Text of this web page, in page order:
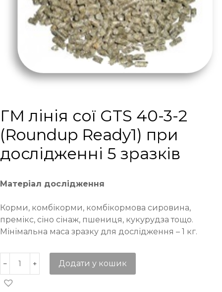
ГМ лінія сої GTS 40-3-2
(Roundup Ready1) при
дослідженні 5 зразків
Матеріал дослідження
Корми, комбікорми, комбікормова сировина,
премікс, сіно сінаж, пшениця, кукурудза тощо.
Мінімальна маса зразку для дослідження – 1 кг.
Додати у кошик